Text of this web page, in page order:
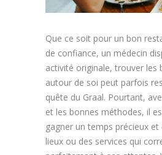
Contact
Que ce soit pour un bon
de confiance, un médecin
activité originale, trouver les
autour de soi peut parfois
quête du Graal. Pourtant,
et les bonnes méthodes, il
gagner un temps précieux
lieux ou des services qui